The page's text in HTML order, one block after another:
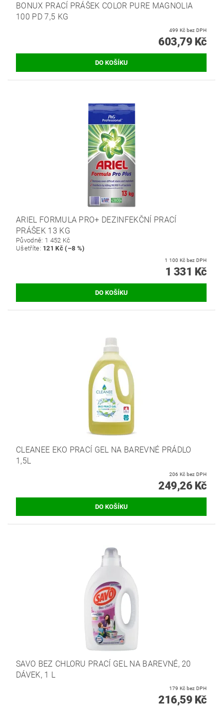
BONUX PRACÍ PRÁŠEK COLOR PURE MAGNOLIA
100 PD 7,5 KG
499 Kč bez DPH
603,79 Kč
ARIEL FORMULA PRO+ DEZINFEKČNÍ PRACÍ
PRÁŠEK 13 KG
Původně: 1 452 Kč
Ušetříte: 121 Kč (–8 %)
1 100 Kč bez DPH
1 331 Kč
CLEANEE EKO PRACÍ GEL NA BAREVNÉ PRÁDLO
1,5L
206 Kč bez DPH
249,26 Kč
SAVO BEZ CHLORU PRACÍ GEL NA BAREVNÉ, 20
DÁVEK, 1 L
179 Kč bez DPH
216,59 Kč